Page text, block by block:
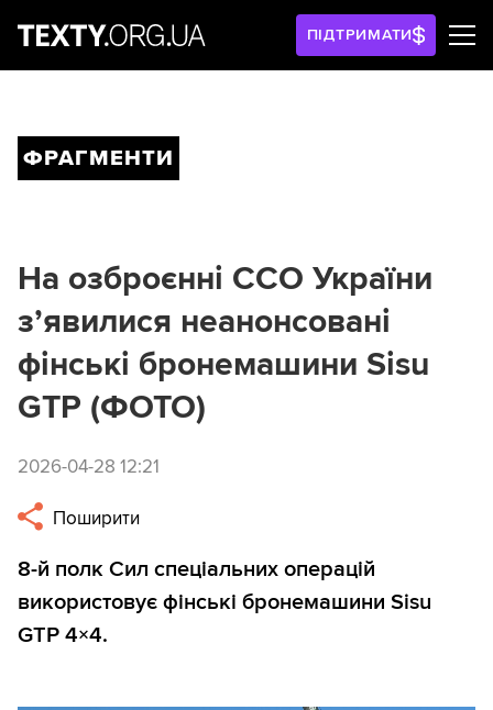
ПІДТРИМАТИ
ФРАГМЕНТИ
На озброєнні ССО України
з’явилися неанонсовані
фінські бронемашини Sisu
GTP (ФОТО)
2026-04-28 12:21
Поширити
8-й полк Сил спеціальних операцій
використовує фінські бронемашини Sisu
GTP 4×4.